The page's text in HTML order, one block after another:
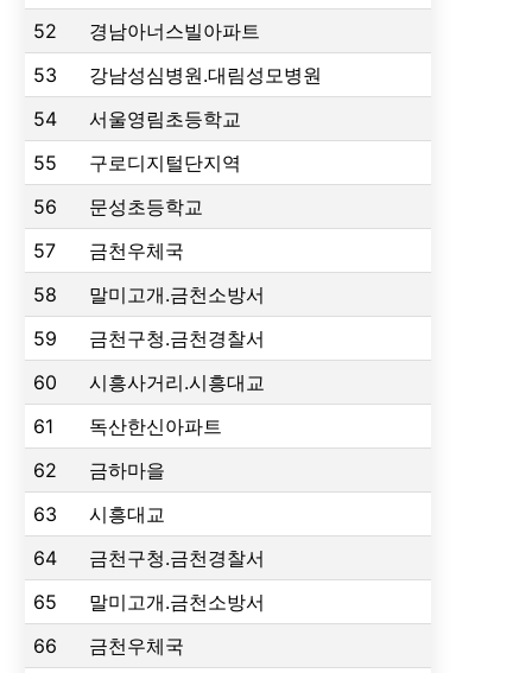
52
경남아너스빌아파트
53
강남성심병원.대림성모병원
54
서울영림초등학교
55
구로디지털단지역
56
문성초등학교
57
금천우체국
58
말미고개.금천소방서
59
금천구청.금천경찰서
60
시흥사거리.시흥대교
61
독산한신아파트
62
금하마을
63
시흥대교
64
금천구청.금천경찰서
65
말미고개.금천소방서
66
금천우체국